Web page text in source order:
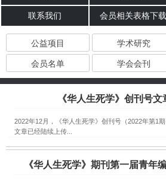
联系我们 会员相关表格下载
公益项目 学术研究
会员名单 学会会刊
《华人生死学》创刊号文
2022年12月，《华人生死学》创刊号（2022年第1
文章已经陆续上传...
《华人生死学》期刊第一届青年